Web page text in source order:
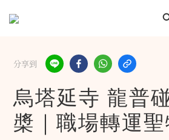
分享到
烏塔延寺 龍普
槳｜職場轉運聖